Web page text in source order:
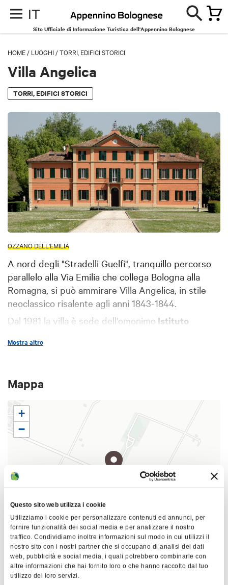
Questo sito web utilizza i cookie
Utilizziamo i cookie per personalizzare contenuti ed annunci, per
fornire funzionalità dei social media e per analizzare il nostro
traffico. Condividiamo inoltre informazioni sul modo in cui utilizzi il
nostro sito con i nostri partner che si occupano di analisi dei dati
web, pubblicità e social media, i quali potrebbero combinarle con
altre informazioni che hai fornito loro o che hanno raccolto dal tuo
utilizzo dei loro servizi.
IT
Sito Ufficiale di Informazione Turistica dell'Appennino Bolognese
HOME / LUOGHI /TORRI, EDIFICI STORICI
Villa Angelica
TORRI, EDIFICI STORICI
OZZANO DELL'EMILIA
A nord degli "Stradelli Guelfi", tranquillo percorso
parallelo alla Via Emilia che collega Bologna alla
Romagna, si può ammirare Villa Angelica, in stile
neoclassico risalente agli anni 1843-1844.
Dal 1981 la villa è sede dell'omonimo Istituto
dell'ambiente circostante l'essenza stessa dei suoi
scientifica.
Osservabile dall'esterno, è aperta al pubblico in
occasione di eventi a carattere culturale.
Mostra altro
Mappa
+
−
Leaflet |©OpenStreetMap contributors ©CARTO
Villa Angelica